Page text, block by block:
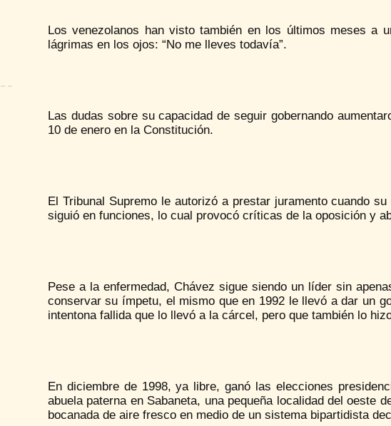
Los venezolanos han visto también en los últimos meses a
lágrimas en los ojos: “No me lleves todavía”.
Las dudas sobre su capacidad de seguir gobernando
10 de enero en la Constitución.
El Tribunal Supremo le autorizó a prestar juramento cuando
siguió en funciones, lo cual provocó críticas de la oposición y
Pese a la enfermedad, Chávez sigue siendo un líder sin
conservar su ímpetu, el mismo que en 1992 le llevó a dar un
intentona fallida que lo llevó a la cárcel, pero que también lo
En diciembre de 1998, ya libre, ganó las elecciones
abuela paterna en Sabaneta, una pequeña localidad del oeste
bocanada de aire fresco en medio de un sistema bipartidista